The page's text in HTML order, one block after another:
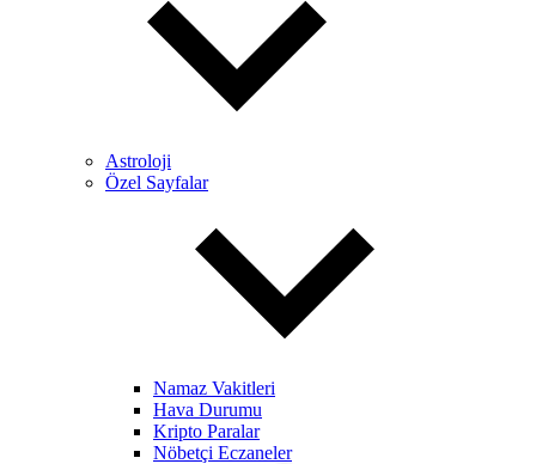
Astroloji
Özel Sayfalar
Namaz Vakitleri
Hava Durumu
Kripto Paralar
Nöbetçi Eczaneler